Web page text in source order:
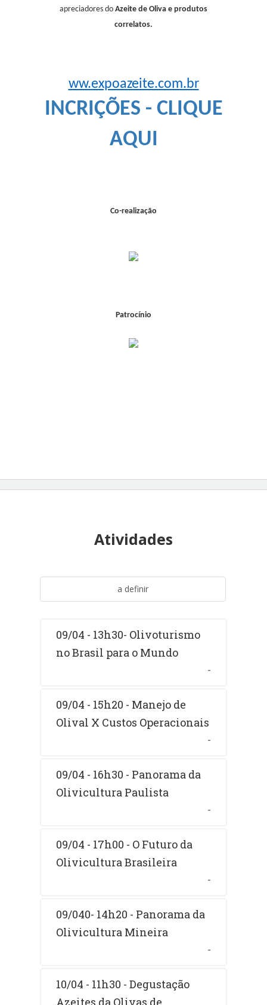
apreciadores do Azeite de Oliva e produtos
correlatos.
ww.expoazeite.com.br
INCRIÇÕES - CLIQUE
AQUI
Co-realização
Patrocínio
Atividades
a definir
09/04 - 13h30- Olivoturismo
no Brasil para o Mundo
-
09/04 - 15h20 - Manejo de
Olival X Custos Operacionais
-
09/04 - 16h30 - Panorama da
Olivicultura Paulista
-
09/04 - 17h00 - O Futuro da
Olivicultura Brasileira
-
09/040- 14h20 - Panorama da
Olivicultura Mineira
-
10/04 - 11h30 - Degustação
Azeites da Olivas de